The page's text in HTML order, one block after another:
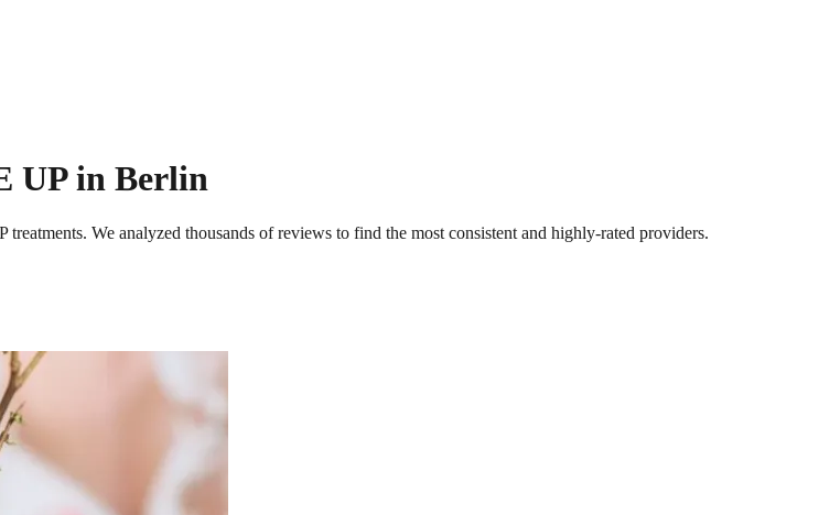
UPin Berlin
treatments. We analyzed thousands of reviews to find the most consistent and highly-rated providers.